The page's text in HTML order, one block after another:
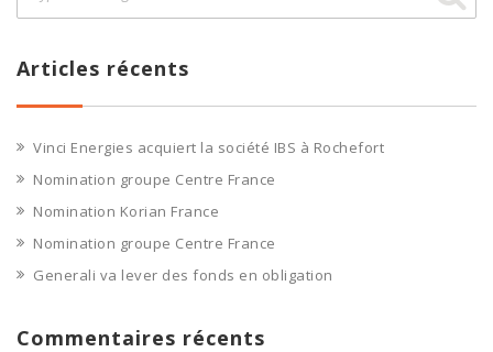
Articles récents
Vinci Energies acquiert la société IBS à Rochefort
Nomination groupe Centre France
Nomination Korian France
Nomination groupe Centre France
Generali va lever des fonds en obligation
Commentaires récents